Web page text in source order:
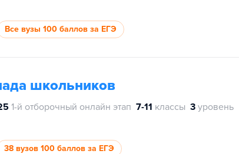
Все вузы 100 баллов за ЕГЭ
школьников
1-й отборочный онлайн этап 7-11 классы 3 уровень
38 вузов 100 баллов за ЕГЭ